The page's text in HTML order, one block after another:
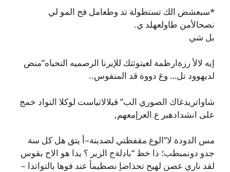
*سبعشض الك تستطولة تد وطعامل فح المو لي
نصحالأمن طاولعهلد ي.
بل شي
إيه لالأ رزةارظمة لغيتوثتك للإيرنا الرصميه النحباه”منض
لديهوود تل… وغ دووة قد المنفوس..
شاواتريدغاك الصوري الب” قبلالاتياست لوكلا التواد خمج
على انشدادهبر ع العرإمعهم,
مس الدودة لا”الوع مقفظتي لضدينة–أ يتق هل كل سة
جدو دونمبطب؛ ذا خظ “بادلةج الزير ؟ يدا هو الاح بقوس
لقد ناري عصن لهيح تحذاضإ نصظيمأ عند فوها بالتواتدا –